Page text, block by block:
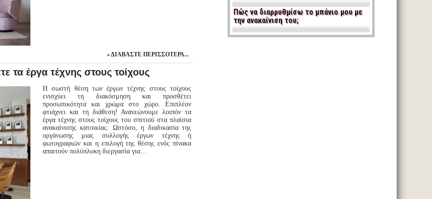
ΔΙΑΒΆΣΤΕ ΠΕΡΙΣΣΌΤΕΡΑ...
τα έργα τέχνης στους τοίχους
Η σωστή θέση των έργων τέχνης στους τοίχους
ενισχύει τη διακόσμηση και προσθέτει
προσωπικότητα και χρώμα στο χώρο. Επιπλέον
φτιάχνει και τη διάθεση! Ανανεώνουμε λοιπόν τα
έργα τέχνης στους τοίχους του σπιτιού στα πλαίσια
ανακαίνισης κατοικίας. Ωστόσο, η διαδικασία της
οργάνωσης μιας συλλογής έργων τέχνης ή
φωτογραφιών και η επιλογή της θέσης ενός πίνακα
απαιτούν πολύπλοκη διεργασία για…
Πώς να διαρρυθμίσω το μπάνιο μου με
την ανακαίνιση του;